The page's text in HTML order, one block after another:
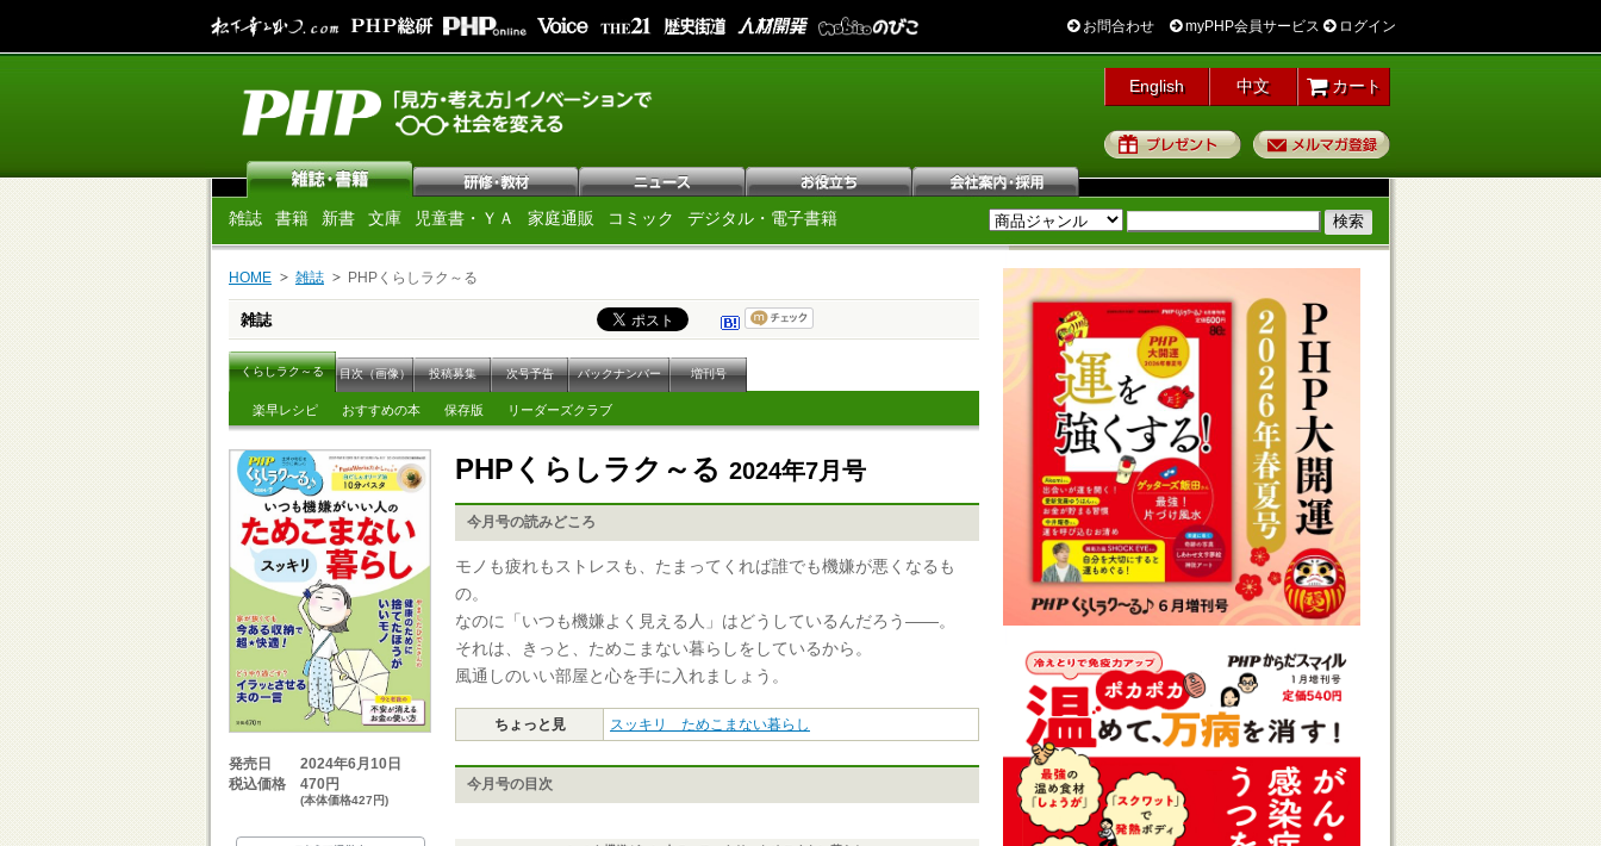
お問合わせ myPHP会員サービス ログイン
English 中文 カート
プレゼント
雑誌 書籍 新書 文庫 児童書・ＹＡ 家庭通販 コミック デジタル・電子書籍
HOME 雑誌 PHPくらしラク～る
雑誌
くらしラク～る 目次（画像） 投稿募集 次号予告 バックナンバー 増刊号
楽早レシピ おすすめの本 保存版 リーダーズクラブ
発売日
2024年6月10日
税込価格
470円
(本体価格427円)
PHPくらしラク～る 2024年7月号
今月号の読みどころ
モノも疲れもストレスも、たまってくれば誰でも機嫌が悪くなるも
の。
なのに「いつも機嫌よく見える人」はどうしているんだろう——。
それは、きっと、ためこまない暮らしをしているから。
風通しのいい部屋と心を手に入れましょう。
ちょっと見 スッキリ ためこまない暮らし
今月号の目次